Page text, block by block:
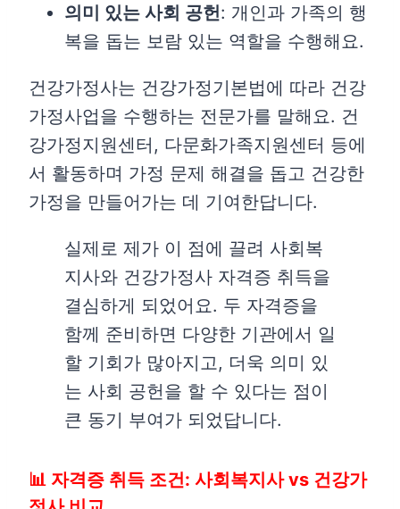
의미 있는 사회 공헌: 개인과 가족의 행
복을 돕는 보람 있는 역할을 수행해요.
건강가정사는 건강가정기본법에 따라 건강
가정사업을 수행하는 전문가를 말해요. 건
강가정지원센터, 다문화가족지원센터 등에
서 활동하며 가정 문제 해결을 돕고 건강한
가정을 만들어가는 데 기여한답니다.
실제로 제가 이 점에 끌려 사회복
지사와 건강가정사 자격증 취득을
결심하게 되었어요. 두 자격증을
함께 준비하면 다양한 기관에서 일
할 기회가 많아지고, 더욱 의미 있
는 사회 공헌을 할 수 있다는 점이
큰 동기 부여가 되었답니다.
📊 자격증 취득 조건: 사회복지사 vs 건강가